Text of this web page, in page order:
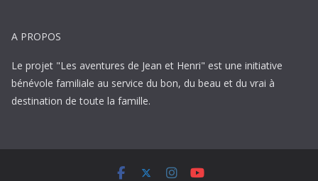
A PROPOS
Le projet "Les aventures de Jean et Henri" est une initiative
bénévole familiale au service du bon, du beau et du vrai à
destination de toute la famille.